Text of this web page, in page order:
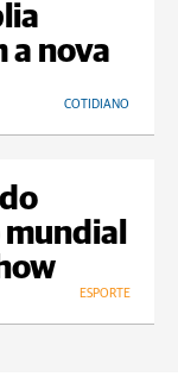
a nova
COTIDIANO
ESPORTE